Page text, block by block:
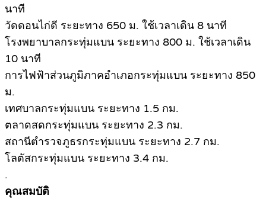
นาที
วัดดอนไก่ดี ระยะทาง 650 ม. ใช้เวลาเดิน 8 นาที
โรงพยาบาลกระทุ่มแบน ระยะทาง 800 ม. ใช้เวลาเดิน
10 นาที
การไฟฟ้าส่วนภูมิภาคอำเภอกระทุ่มแบน ระยะทาง 850
ม.
เทศบาลกระทุ่มแบน ระยะทาง 1.5 กม.
ตลาดสดกระทุ่มแบน ระยะทาง 2.3 กม.
สถานีตำรวจภูธรกระทุ่มแบน ระยะทาง 2.7 กม.
โลตัสกระทุ่มแบน ระยะทาง 3.4 กม.
.
คุณสมบัติ